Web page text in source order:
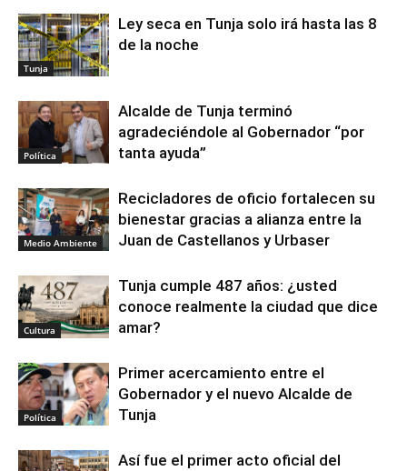
Tunja
Ley seca en Tunja solo irá hasta las 8
de la noche
Política
Alcalde de Tunja terminó
agradeciéndole al Gobernador “por
tanta ayuda”
Medio Ambiente
Recicladores de oficio fortalecen su
bienestar gracias a alianza entre la
Juan de Castellanos y Urbaser
Cultura
Tunja cumple 487 años: ¿usted
conoce realmente la ciudad que dice
amar?
Política
Primer acercamiento entre el
Gobernador y el nuevo Alcalde de
Tunja
Así fue el primer acto oficial del